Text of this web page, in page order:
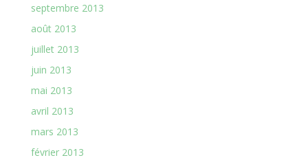
septembre 2013
août 2013
juillet 2013
juin 2013
mai 2013
avril 2013
mars 2013
février 2013